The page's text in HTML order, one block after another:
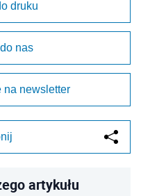
druku
nas
na newsletter
artykułu